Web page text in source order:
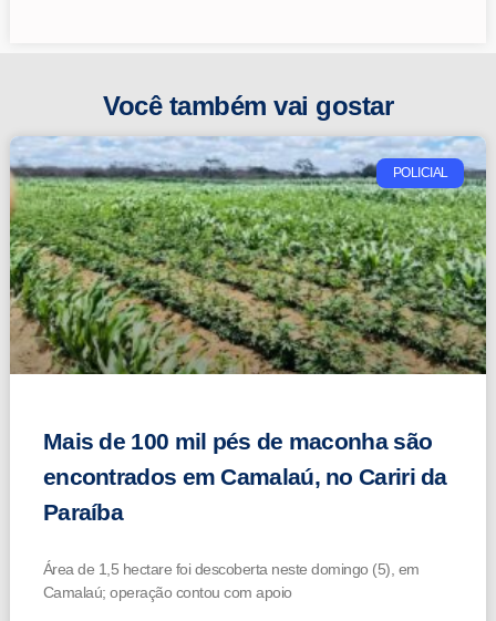
Você também vai gostar
POLICIAL
Mais de 100 mil pés de maconha são
encontrados em Camalaú, no Cariri da
Paraíba
Área de 1,5 hectare foi descoberta neste domingo (5), em
Camalaú; operação contou com apoio